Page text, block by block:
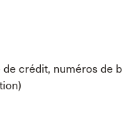
crédit, numéros de